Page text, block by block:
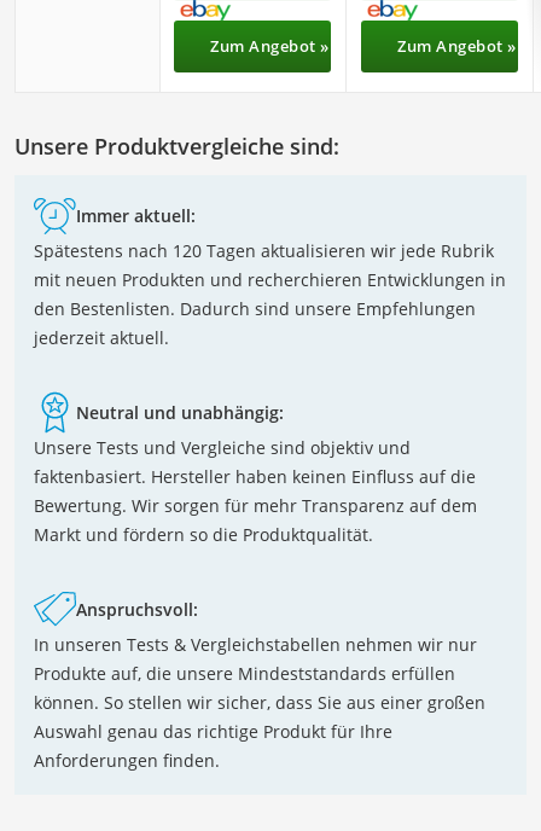
Zum Angebot » Zum Angebot »
Unsere Produktvergleiche sind:
Immer aktuell:
Spätestens nach 120 Tagen aktualisieren wir jede Rubrik
mit neuen Produkten und recherchieren Entwicklungen in
den Bestenlisten. Dadurch sind unsere Empfehlungen
jederzeit aktuell.
Neutral und unabhängig:
Unsere Tests und Vergleiche sind objektiv und
faktenbasiert. Hersteller haben keinen Einfluss auf die
Bewertung. Wir sorgen für mehr Transparenz auf dem
Markt und fördern so die Produktqualität.
Anspruchsvoll:
In unseren Tests & Vergleichstabellen nehmen wir nur
Produkte auf, die unsere Mindeststandards erfüllen
können. So stellen wir sicher, dass Sie aus einer großen
Auswahl genau das richtige Produkt für Ihre
Anforderungen finden.